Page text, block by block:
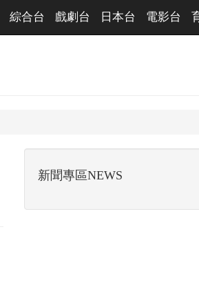
綜合台 戲劇台 日本台 電影台
新聞專區NEWS